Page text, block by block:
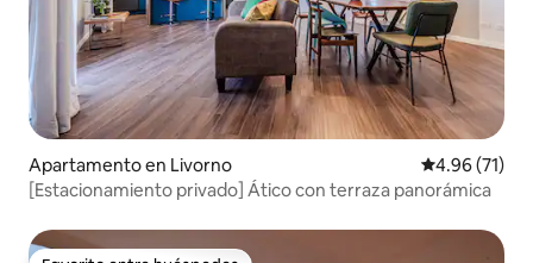
Apartamento en Livorno Calificación
4.96 (71)
[Estacionamiento privado] Ático con terraza panorámica